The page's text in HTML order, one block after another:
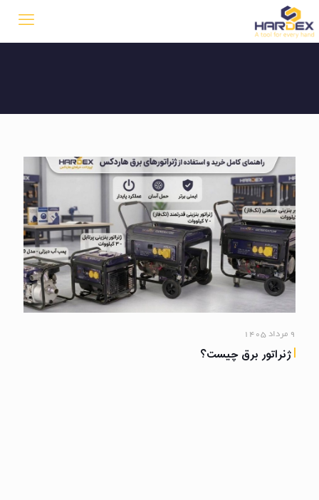
۹ مرداد ۱۴۰۵
ژنراتور برق چیست؟